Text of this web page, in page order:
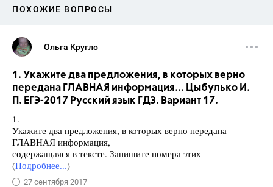
ПОХОЖИЕ ВОПРОСЫ
Ольга Кругло
1. Укажите два предложения, в которых верно
передана ГЛАВНАЯ информация... Цыбулько И.
П. ЕГЭ-2017 Русский язык ГДЗ. Вариант 17.
1.
Укажите два предложения, в которых верно передана
ГЛАВНАЯ информация,
содержащаяся в тексте. Запишите номера этих
(Подробнее...)
27 сентября 2017